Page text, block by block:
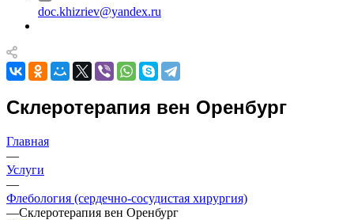
doc.khizriev@yandex.ru
Cклеротерапия вен Оренбург
Главная
—
Услуги
—
Флебология (сердечно-сосудистая хирургия)
—Cклеротерапия вен Оренбург